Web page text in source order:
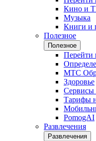
Кино и
Музыка
Книги и
Полезное
Полезное
Перейти
МТС
Здоровье
Сервисы
Тарифы
PomogAI
Развлечения
Развлечения